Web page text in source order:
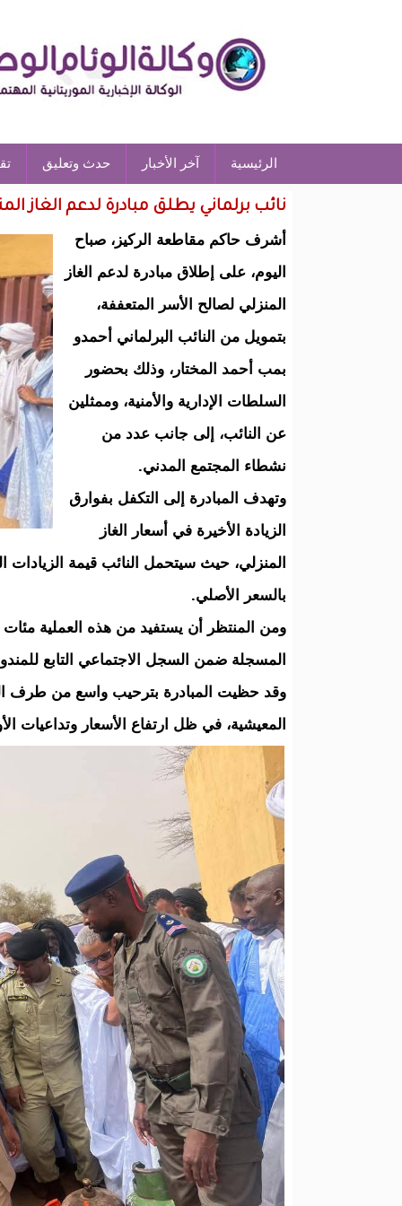
الرئيسية آخر الأخبار حدث وتعليق
نائب برلماني يطلق مبادرة لدعم الغاز
أشرف حاكم مقاطعة الركيز، صباح
اليوم، على إطلاق مبادرة لدعم الغاز
المنزلي لصالح الأسر المتعففة،
بتمويل من النائب البرلماني أحمدو
بمب أحمد المختار، وذلك بحضور
السلطات الإدارية والأمنية، وممثلين
عن النائب، إلى جانب عدد من
نشطاء المجتمع المدني.
وتهدف المبادرة إلى التكفل بفوارق
الزيادة الأخيرة في أسعار الغاز
المنزلي، حيث سيتحمل النائب قيمة الزيادات
بالسعر الأصلي.
ومن المنتظر أن يستفيد من هذه العملية
المسجلة ضمن السجل الاجتماعي التابع
وقد حظيت المبادرة بترحيب واسع من طرف
المعيشية، في ظل ارتفاع الأسعار وتداعيات